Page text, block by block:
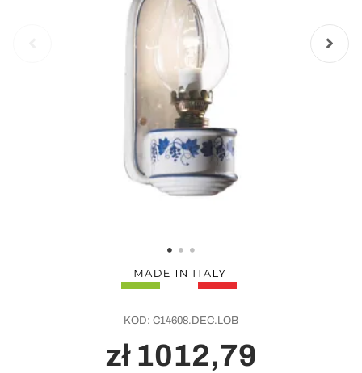
KOD: C14608.DEC.LOB
zł 1012,79